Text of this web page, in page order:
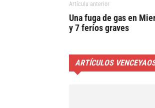
Artículu anterior
Una fuga de gas en
y 7 feríos graves
ARTÍCULOS